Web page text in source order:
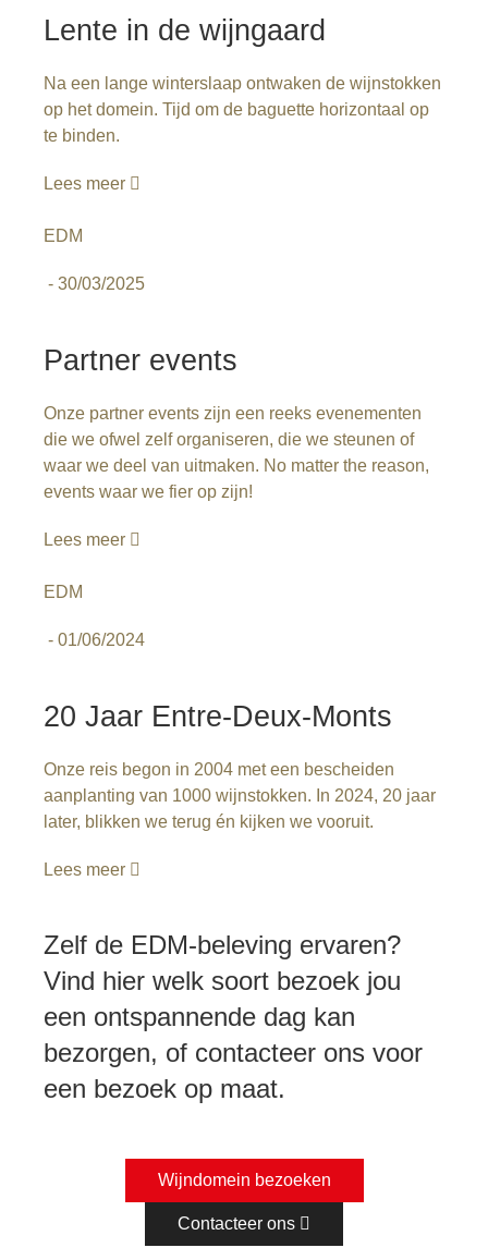
Lente in de wijngaard
Na een lange winterslaap ontwaken de wijnstokken
op het domein. Tijd om de baguette horizontaal op
te binden.
Lees meer
EDM
- 30/03/2025
Partner events
Onze partner events zijn een reeks evenementen
die we ofwel zelf organiseren, die we steunen of
waar we deel van uitmaken. No matter the reason,
events waar we fier op zijn!
Lees meer
EDM
- 01/06/2024
20 Jaar Entre-Deux-Monts
Onze reis begon in 2004 met een bescheiden
aanplanting van 1000 wijnstokken. In 2024, 20 jaar
later, blikken we terug én kijken we vooruit.
Lees meer
Zelf de EDM-beleving ervaren?
Vind hier welk soort bezoek jou
een ontspannende dag kan
bezorgen, of contacteer ons voor
een bezoek op maat.
Wijndomein bezoeken
Contacteer ons